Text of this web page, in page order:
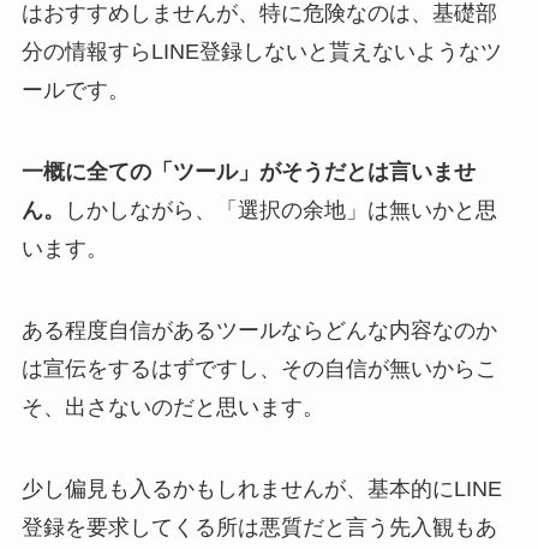
はおすすめしませんが、 特に危険なのは、基礎部
分の情報すらLINE登録しないと貰えないようなツ
ールです。
一概に全ての「ツール」がそうだとは言いませ
ん。
しかしながら、「選択の余地」は無いかと思
います。
ある程度自信があるツールならどんな内容なのか
は宣伝をするはずですし、その自信が無いからこ
そ、出さないのだと思います。
少し偏見も入るかもしれませんが、基本的にLINE
登録を要求してくる所は悪質だと言う先入観もあ